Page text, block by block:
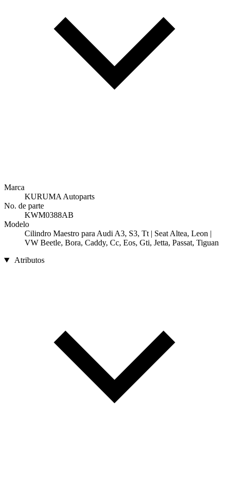
Marca
KURUMA Autoparts
No. de parte
KWM0388AB
Modelo
Cilindro Maestro para Audi A3, S3, Tt | Seat Altea, Leon |
VW Beetle, Bora, Caddy, Cc, Eos, Gti, Jetta, Passat, Tiguan
Atributos